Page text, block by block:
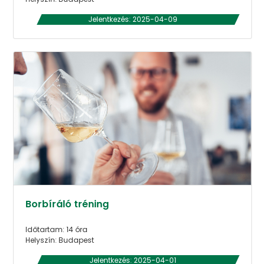
Jelentkezés: 2025-04-09
Borbíráló tréning
Időtartam: 14 óra
Helyszín: Budapest
Jelentkezés: 2025-04-01